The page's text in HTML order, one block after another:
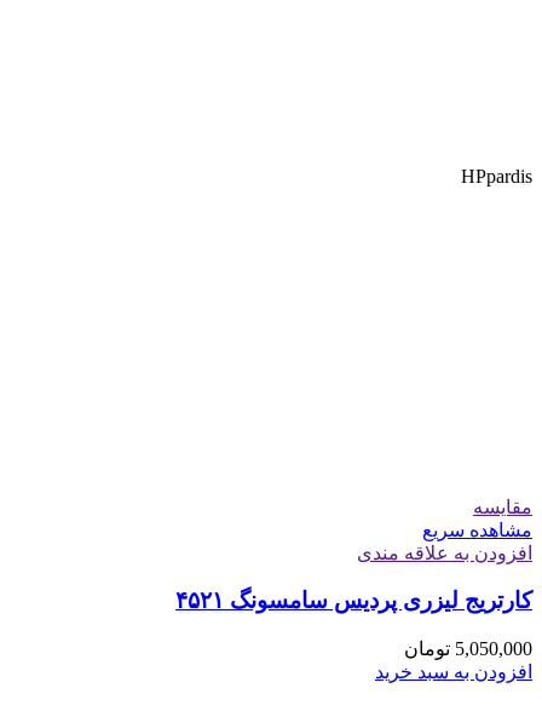
HPpardis
مقایسه
مشاهده سریع
افزودن به علاقه مندی
کارتریج لیزری پردیس سامسونگ ۴۵۲۱
5,050,000 تومان
افزودن به سبد خرید